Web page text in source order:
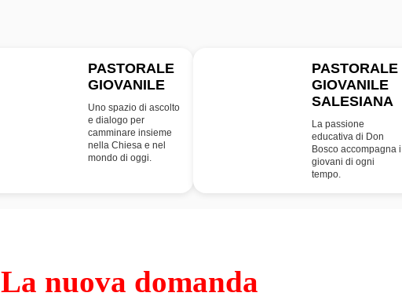
PASTORALE
GIOVANILE
Uno spazio di ascolto
e dialogo per
camminare insieme
nella Chiesa e nel
mondo di oggi.
PASTORALE
GIOVANILE
SALESIANA
La passione
educativa di Don
Bosco accompagna i
giovani di ogni
tempo.
La nuova domanda